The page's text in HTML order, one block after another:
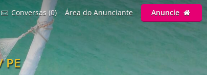
PE
Conversas (0) Área do Anunciante Anuncie